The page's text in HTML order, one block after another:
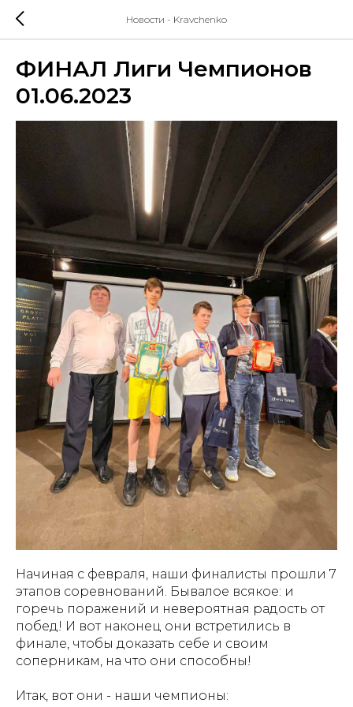
Новости - Kravchenko
ФИНАЛ Лиги Чемпионов
01.06.2023
Начиная с февраля, наши финалисты прошли 7
этапов соревнований. Бывалое всякое: и
горечь поражений и невероятная радость от
побед! И вот наконец они встретились в
финале, чтобы доказать себе и своим
соперникам, на что они способны!
Итак, вот они - наши чемпионы: